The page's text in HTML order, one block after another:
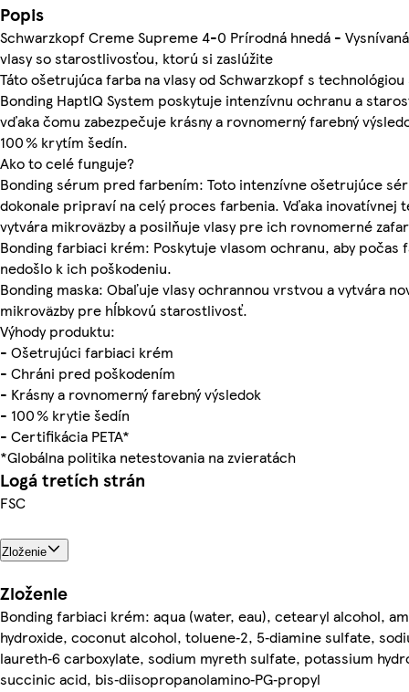
Popis
Schwarzkopf Creme Supreme 4-0 Prírodná hnedá -
vlasy so starostlivosťou, ktorú si zaslúžite
Táto ošetrujúca farba na vlasy od Schwarzkopf s technológiou
Bonding HaptIQ System poskytuje intenzívnu ochranu a
vďaka čomu zabezpečuje krásny a rovnomerný farebný
100 % krytím šedín.
Ako to celé funguje?
Bonding sérum pred farbením: Toto intenzívne ošetrujúce
dokonale pripraví na celý proces farbenia. Vďaka inovatívnej
vytvára mikroväzby a posilňuje vlasy pre ich rovnomerné
Bonding farbiaci krém: Poskytuje vlasom ochranu, aby počas
nedošlo k ich poškodeniu.
Bonding maska: Obaľuje vlasy ochrannou vrstvou a vytvára
mikroväzby pre hĺbkovú starostlivosť.
Výhody produktu:
- Ošetrujúci farbiaci krém
- Chráni pred poškodením
- Krásny a rovnomerný farebný výsledok
- 100 % krytie šedín
- Certifikácia PETA*
*Globálna politika netestovania na zvieratách
Logá tretích strán
FSC
Zloženie
Zloženie
Bonding farbiaci krém: aqua (water, eau), cetearyl alcohol,
hydroxide, coconut alcohol, toluene‑2, 5‑diamine sulfate,
laureth‑6 carboxylate, sodium myreth sulfate, potassium
succinic acid, bis‑diisopropanolamino‑PG‑propyl